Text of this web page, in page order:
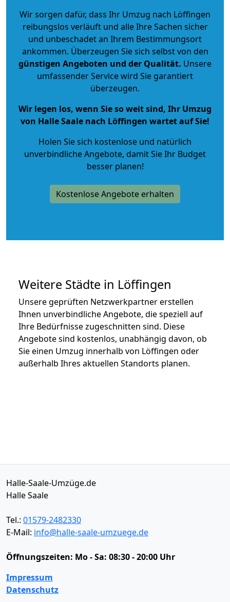
Wir sorgen dafür, dass Ihr Umzug nach Löffingen
reibungslos verläuft und alle Ihre Sachen sicher
und unbeschadet an Ihrem Bestimmungsort
ankommen. Überzeugen Sie sich selbst von den
günstigen Angeboten und der Qualität. Unsere
umfassender Service wird Sie garantiert
überzeugen.
Wir legen los, wenn Sie so weit sind, Ihr Umzug
von Halle Saale nach Löffingen wartet auf Sie!
Holen Sie sich kostenlose und natürlich
unverbindliche Angebote, damit Sie Ihr Budget
besser planen!
Kostenlose Angebote erhalten
Weitere Städte in Löffingen
Unsere geprüften Netzwerkpartner erstellen
Ihnen unverbindliche Angebote, die speziell auf
Ihre Bedürfnisse zugeschnitten sind. Diese
Angebote sind kostenlos, unabhängig davon, ob
Sie einen Umzug innerhalb von Löffingen oder
außerhalb Ihres aktuellen Standorts planen.
Halle-Saale-Umzüge.de
Halle Saale
Tel.: 01579-2482330
E-Mail: info@halle-saale-umzuege.de
Öffnungszeiten: Mo - Sa: 08:30 - 20:00 Uhr
Impressum
Datenschutz